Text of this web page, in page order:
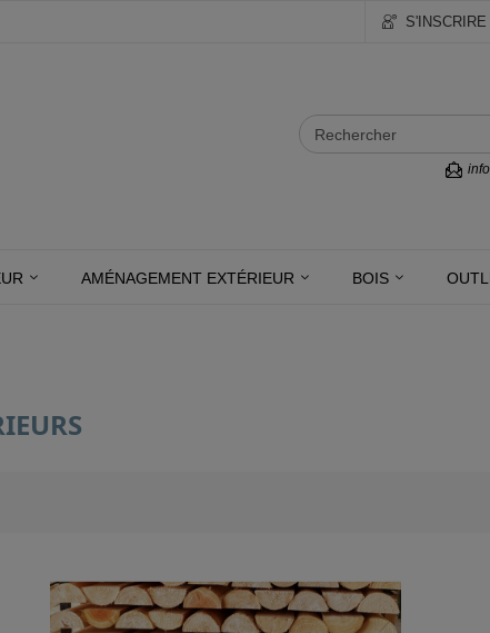
S'INSCRIRE
AMÉNAGEMENT EXTÉRIEUR BOIS